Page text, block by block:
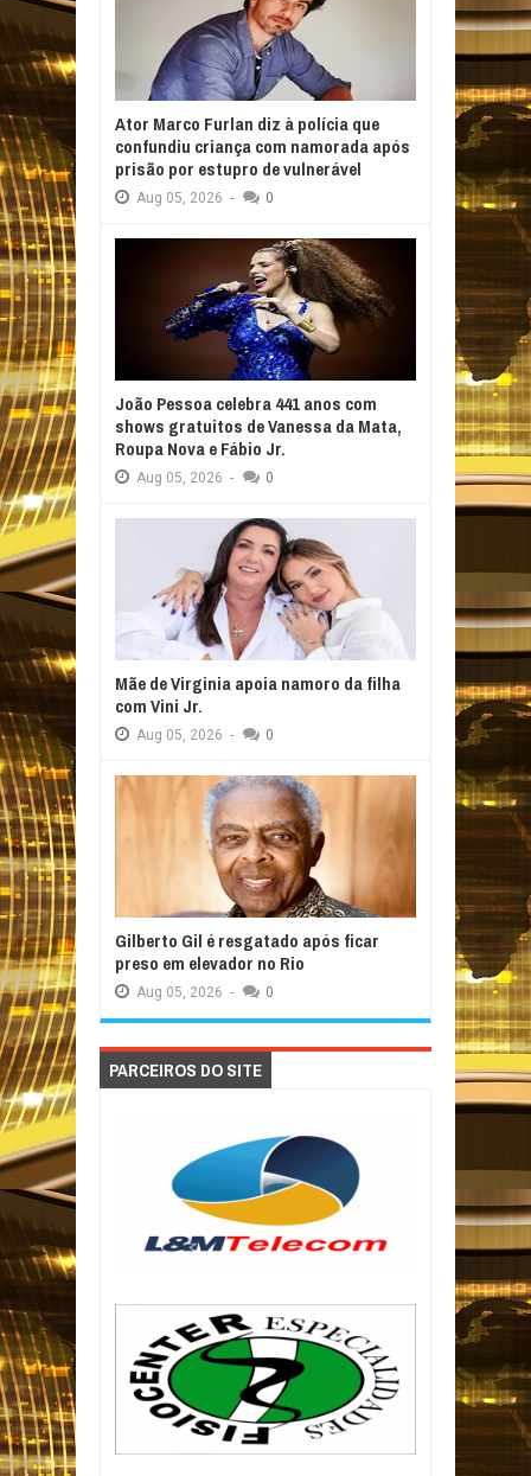
Ator Marco Furlan diz à polícia que
confundiu criança com namorada após
prisão por estupro de vulnerável
Aug 05, 2026 - 0
João Pessoa celebra 441 anos com
shows gratuitos de Vanessa da Mata,
Roupa Nova e Fábio Jr.
Aug 05, 2026 - 0
Mãe de Virginia apoia namoro da filha
com Vini Jr.
Aug 05, 2026 - 0
Gilberto Gil é resgatado após ficar
preso em elevador no Rio
Aug 05, 2026 - 0
PARCEIROS DO SITE